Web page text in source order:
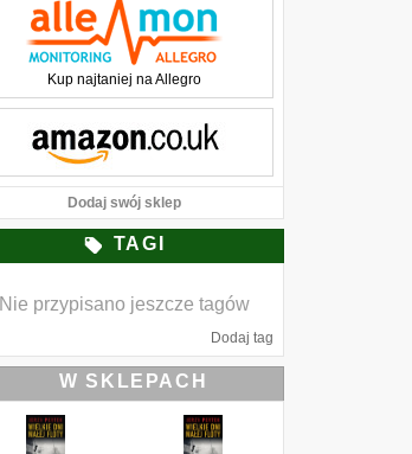
Kup najtaniej na Allegro
Dodaj swój sklep
TAGI
Nie przypisano jeszcze tagów
Dodaj tag
W SKLEPACH